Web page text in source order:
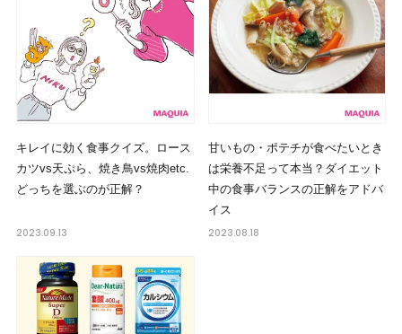
キレイに効く食事クイズ。ロース
カツvs天ぷら、焼き鳥vs焼肉etc.
どっちを選ぶのが正解？
2023.09.13
甘いもの・ポテチが食べたいとき
は栄養不足って本当？ダイエット
中の食事バランスの正解をアドバ
イス
2023.08.18